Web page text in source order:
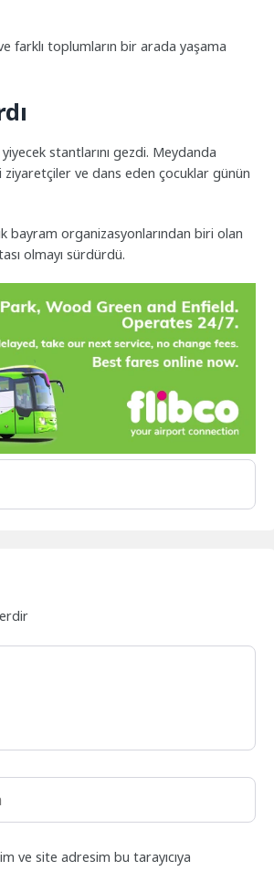
farklı toplumların bir arada yaşama
stantlarını gezdi. Meydanda
ziyaretçiler ve dans eden çocuklar günün
bayram organizasyonlarından biri olan
olmayı sürdürdü.
ve site adresim bu tarayıcıya